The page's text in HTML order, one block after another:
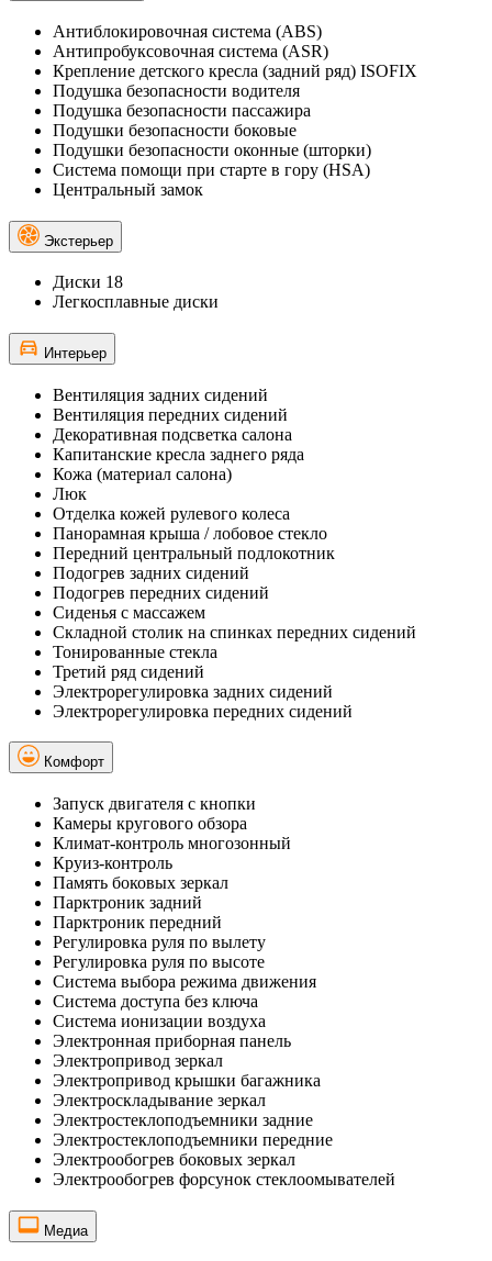
Антиблокировочная система (ABS)
Антипробуксовочная система (ASR)
Крепление детского кресла (задний ряд) ISOFIX
Подушка безопасности водителя
Подушка безопасности пассажира
Подушки безопасности боковые
Подушки безопасности оконные (шторки)
Система помощи при старте в гору (HSA)
Центральный замок
Экстерьер
Диски 18
Легкосплавные диски
Интерьер
Вентиляция задних сидений
Вентиляция передних сидений
Декоративная подсветка салона
Капитанские кресла заднего ряда
Кожа (материал салона)
Люк
Отделка кожей рулевого колеса
Панорамная крыша / лобовое стекло
Передний центральный подлокотник
Подогрев задних сидений
Подогрев передних сидений
Сиденья с массажем
Складной столик на спинках передних сидений
Тонированные стекла
Третий ряд сидений
Электрорегулировка задних сидений
Электрорегулировка передних сидений
Комфорт
Запуск двигателя с кнопки
Камеры кругового обзора
Климат-контроль многозонный
Круиз-контроль
Память боковых зеркал
Парктроник задний
Парктроник передний
Регулировка руля по вылету
Регулировка руля по высоте
Система выбора режима движения
Система доступа без ключа
Система ионизации воздуха
Электронная приборная панель
Электропривод зеркал
Электропривод крышки багажника
Электроскладывание зеркал
Электростеклоподъемники задние
Электростеклоподъемники передние
Электрообогрев боковых зеркал
Электрообогрев форсунок стеклоомывателей
Медиа